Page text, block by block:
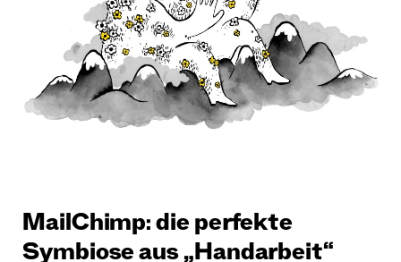
MailChimp: die perfekte
Symbiose aus „Handarbeit“